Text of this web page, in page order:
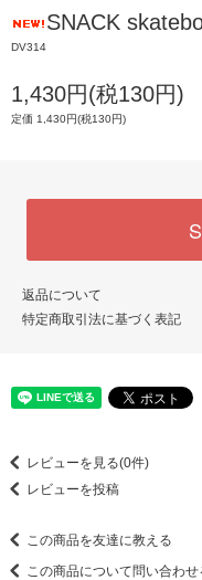
SNACK
DV314
1,430円(税130円)
定価 1,430円(税130円)
返品について
特定商取引法に基づく表記
レビューを見る(0件)
レビューを投稿
この商品を友達に教える
この商品について問い合わせ